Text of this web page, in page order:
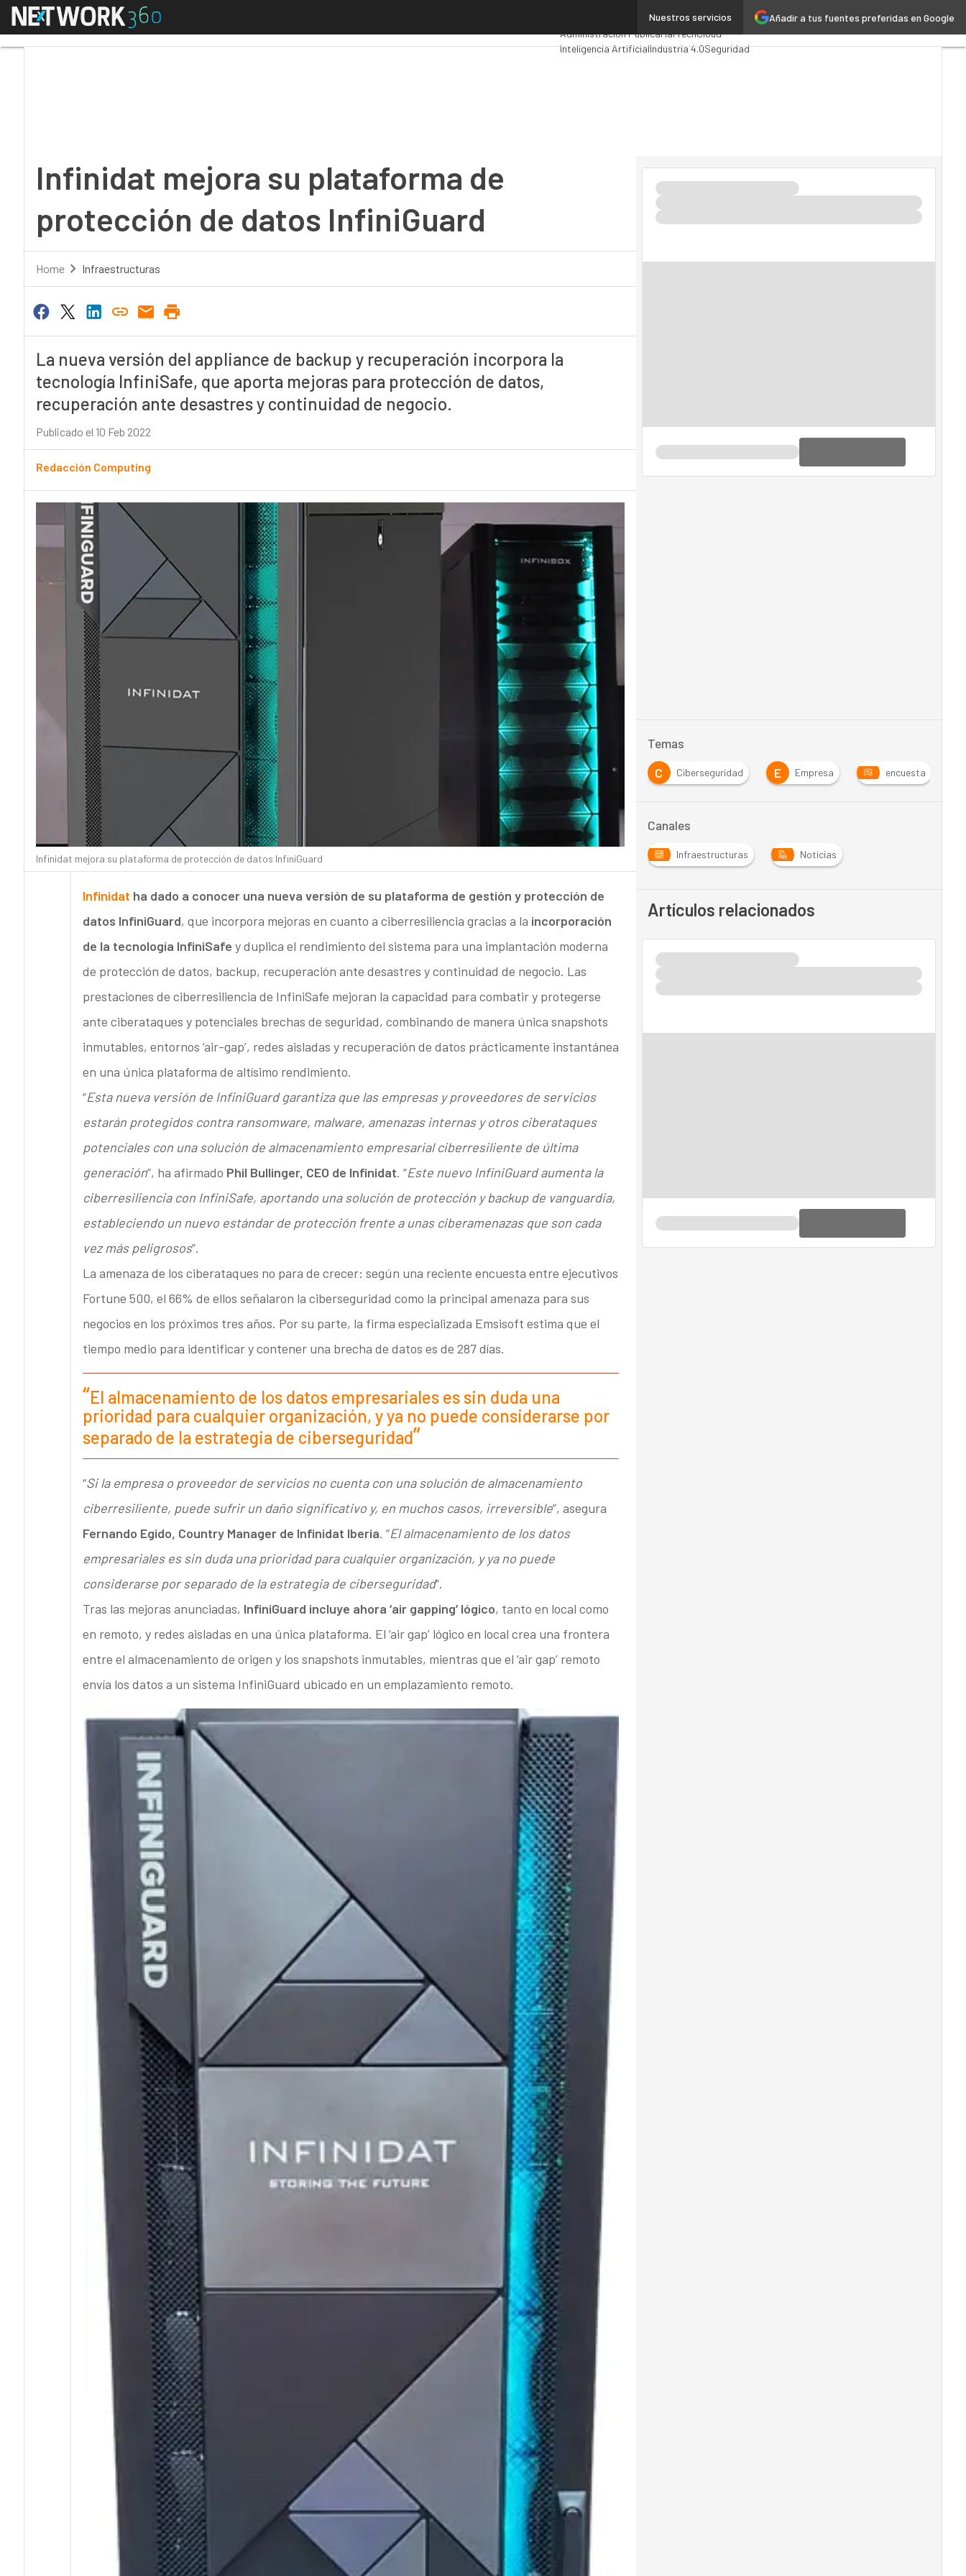
Añadir a tus fuentes preferidas en Google
Nuestros servicios
Menú
Analytics
Administración PúblicaMarTechCloud
Inteligencia ArtificialIndustria 4.0Seguridad
Infinidat mejora su plataforma de
protección de datos InfiniGuard
Home Infraestructuras
La nueva versión del appliance de backup y recuperación incorpora la
tecnología InfiniSafe, que aporta mejoras para protección de datos,
recuperación ante desastres y continuidad de negocio.
Publicado el 10 Feb 2022
Redacción Computing
Infinidat mejora su plataforma de protección de datos InfiniGuard
Infinidat ha dado a conocer una nueva versión de su plataforma de gestión y protección de
datos InfiniGuard, que incorpora mejoras en cuanto a ciberresiliencia gracias a la incorporación
de la tecnología InfiniSafe y duplica el rendimiento del sistema para una implantación moderna
de protección de datos, backup, recuperación ante desastres y continuidad de negocio. Las
prestaciones de ciberresiliencia de InfiniSafe mejoran la capacidad para combatir y protegerse
ante ciberataques y potenciales brechas de seguridad, combinando de manera única snapshots
inmutables, entornos ‘air-gap’, redes aisladas y recuperación de datos prácticamente instantánea
en una única plataforma de altísimo rendimiento.
“Esta nueva versión de InfiniGuard garantiza que las empresas y proveedores de servicios
estarán protegidos contra ransomware, malware, amenazas internas y otros ciberataques
potenciales con una solución de almacenamiento empresarial ciberresiliente de última
generación”, ha afirmado Phil Bullinger, CEO de Infinidat. “Este nuevo InfiniGuard aumenta la
ciberresiliencia con InfiniSafe, aportando una solución de protección y backup de vanguardia,
estableciendo un nuevo estándar de protección frente a unas ciberamenazas que son cada
vez más peligrosos”.
La amenaza de los ciberataques no para de crecer: según una reciente encuesta entre ejecutivos
Fortune 500, el 66% de ellos señalaron la ciberseguridad como la principal amenaza para sus
negocios en los próximos tres años. Por su parte, la firma especializada Emsisoft estima que el
tiempo medio para identificar y contener una brecha de datos es de 287 días.
El almacenamiento de los datos empresariales es sin duda una
prioridad para cualquier organización, y ya no puede considerarse por
separado de la estrategia de ciberseguridad
“Si la empresa o proveedor de servicios no cuenta con una solución de almacenamiento
ciberresiliente, puede sufrir un daño significativo y, en muchos casos, irreversible”, asegura
Fernando Egido, Country Manager de Infinidat Iberia. “El almacenamiento de los datos
empresariales es sin duda una prioridad para cualquier organización, y ya no puede
considerarse por separado de la estrategia de ciberseguridad”.
Tras las mejoras anunciadas, InfiniGuard incluye ahora ‘air gapping’ lógico, tanto en local como
en remoto, y redes aisladas en una única plataforma. El ‘air gap’ lógico en local crea una frontera
entre el almacenamiento de origen y los snapshots inmutables, mientras que el ‘air gap’ remoto
envía los datos a un sistema InfiniGuard ubicado en un emplazamiento remoto.
Temas
Almacenamiento C Ciberseguridad E Empresa encuesta
Canales
Infraestructuras Noticias
Artículos relacionados